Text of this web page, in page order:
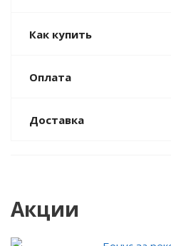
Как купить
Оплата
Доставка
Акции